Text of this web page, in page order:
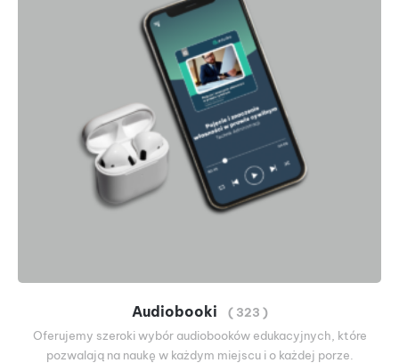
Audiobooki
( 323 )
Oferujemy szeroki wybór audiobooków edukacyjnych, które
pozwalają na naukę w każdym miejscu i o każdej porze.